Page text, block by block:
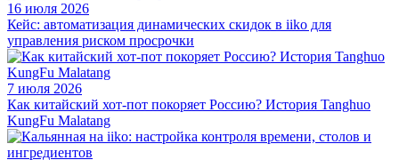
16 июля 2026
Кейс: автоматизация динамических скидок в iiko для
управления риском просрочки
7 июля 2026
Как китайский хот-пот покоряет Россию? История Tanghuo
KungFu Malatang